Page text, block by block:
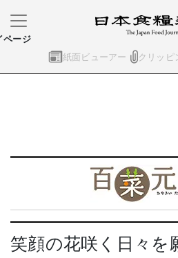
紙面ビューアー クリッピ
ページ
笑顔の花咲く日々